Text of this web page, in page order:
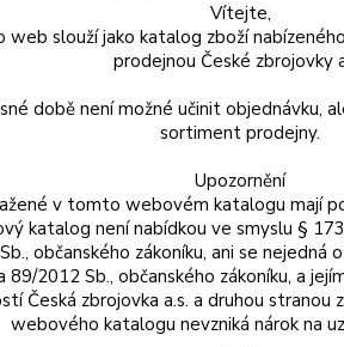
Vítejte,
web slouží jako katalog zboží
prodejnou České zbrojovky
době není možné učinit objednávku,
sortiment prodejny.
Upozornění
v tomto webovém katalogu mají
katalog není nabídkou ve smyslu §
občanského zákoníku, ani se nejedná
89/2012 Sb., občanského zákoníku, a
Česká zbrojovka a.s. a druhou
webového katalogu nevzniká nárok na